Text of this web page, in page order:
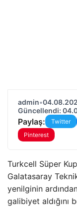
admin•
Güncellendi:
Paylaş: Twitter
Pinterest
Turkcell Süper
Galatasaray
yenilginin
galibiyet aldığını